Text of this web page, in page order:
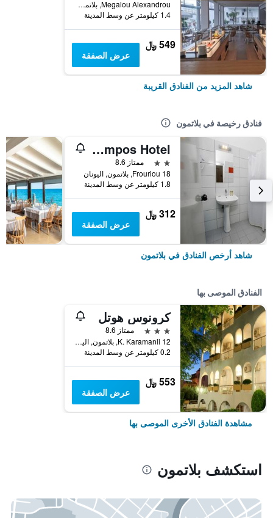
Megalou Alexandrou, بلاتمون, اليونان
1.4 كيلومتر عن وسط المدينة
549 ﷼
عرض الصفقة
شاهد المزيد من الفنادق القريبة
فنادق رخيصة في بلاتمون
Olympos Hotel
2 نجمتين
ممتاز 8.6
Frouriou 18, بلاتمون, اليونان
1.8 كيلومتر عن وسط المدينة
312 ﷼
عرض الصفقة
شاهد أرخص الفنادق في بلاتمون
الفنادق الموصى بها
كرونوس هوتل
3 نجوم
ممتاز 8.6
K. Karamanli 12, بلاتمون, اليونان
0.2 كيلومتر عن وسط المدينة
553 ﷼
عرض الصفقة
مشاهدة الفنادق الأخرى الموصى بها
استكشف بلاتمون